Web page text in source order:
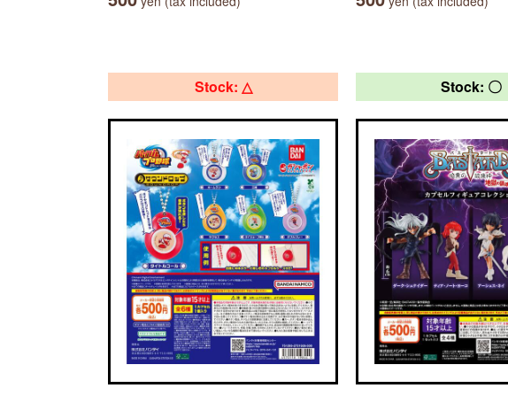
Stock: △ Stock: 〇